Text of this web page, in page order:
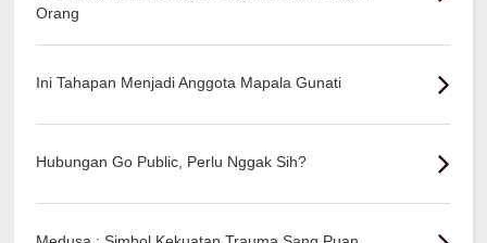
Orang
Ini Tahapan Menjadi Anggota Mapala Gunati
Hubungan Go Public, Perlu Nggak Sih?